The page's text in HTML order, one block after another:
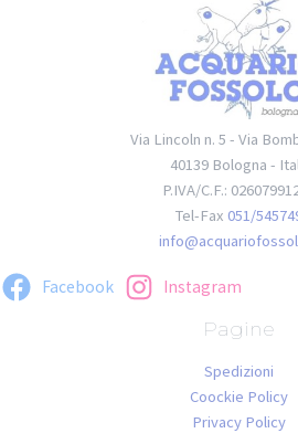
Via Lincoln n. 5 - Via
40139 Bologna -
P.IVA/C.F.:
Tel-Fax 051/
Facebook Instagram
Pagine
Spedizioni
Coockie Policy
Privacy Policy